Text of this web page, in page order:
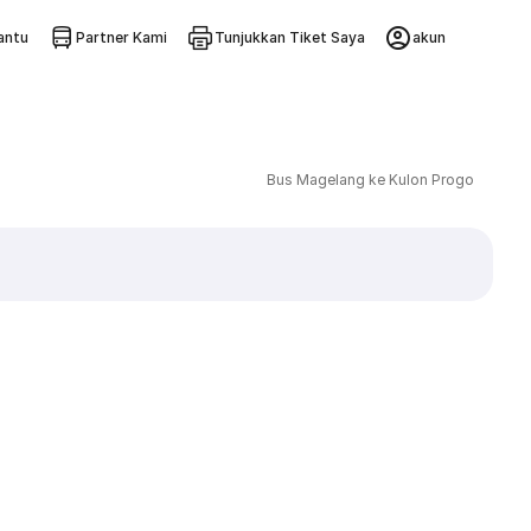
Partner Kami Tunjukkan Tiket Saya akun
Bus Magelang ke Kulon Progo